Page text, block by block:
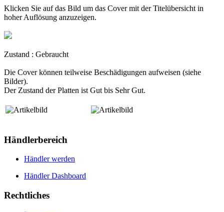
Klicken Sie auf das Bild um das Cover mit der Titelübersicht in
hoher Auflösung anzuzeigen.
Zustand : Gebraucht
Die Cover können teilweise Beschädigungen aufweisen (siehe
Bilder).
Der Zustand der Platten ist Gut bis Sehr Gut.
Händlerbereich
Händler werden
Händler Dashboard
Rechtliches